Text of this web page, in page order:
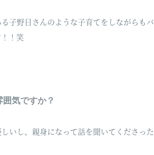
子野日さんのような子育てをしながらもバ
！笑
気ですか？
いし、親身になって話を聞いてくださった